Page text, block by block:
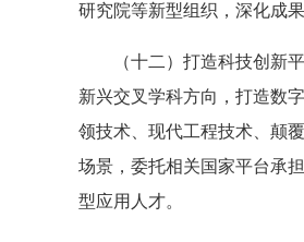
研究院等新型组织，深化成
（十二）打造科技创新
新兴交叉学科方向，打造数
领技术、现代工程技术、颠
场景，委托相关国家平台承
型应用人才。